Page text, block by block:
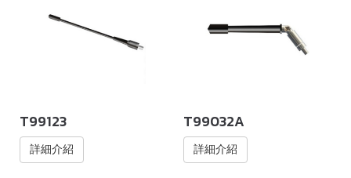
T99123
詳細介紹
T99032A
詳細介紹